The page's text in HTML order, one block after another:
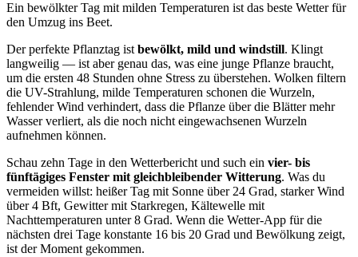
Ein bewölkter Tag mit milden Temperaturen ist das beste Wetter für
den Umzug ins Beet.
Der perfekte Pflanztag ist bewölkt, mild und windstill. Klingt
langweilig — ist aber genau das, was eine junge Pflanze braucht,
um die ersten 48 Stunden ohne Stress zu überstehen. Wolken filtern
die UV-Strahlung, milde Temperaturen schonen die Wurzeln,
fehlender Wind verhindert, dass die Pflanze über die Blätter mehr
Wasser verliert, als die noch nicht eingewachsenen Wurzeln
aufnehmen können.
Schau zehn Tage in den Wetterbericht und such ein vier- bis
fünftägiges Fenster mit gleichbleibender Witterung. Was du
vermeiden willst: heißer Tag mit Sonne über 24 Grad, starker Wind
über 4 Bft, Gewitter mit Starkregen, Kältewelle mit
Nachttemperaturen unter 8 Grad. Wenn die Wetter-App für die
nächsten drei Tage konstante 16 bis 20 Grad und Bewölkung zeigt,
ist der Moment gekommen.